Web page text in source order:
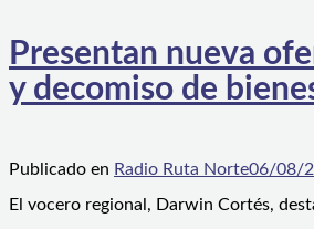
Presentan nueva
y decomiso de
Publicado en Radio Ruta Norte06/08/
El vocero regional, Darwin Cortés,